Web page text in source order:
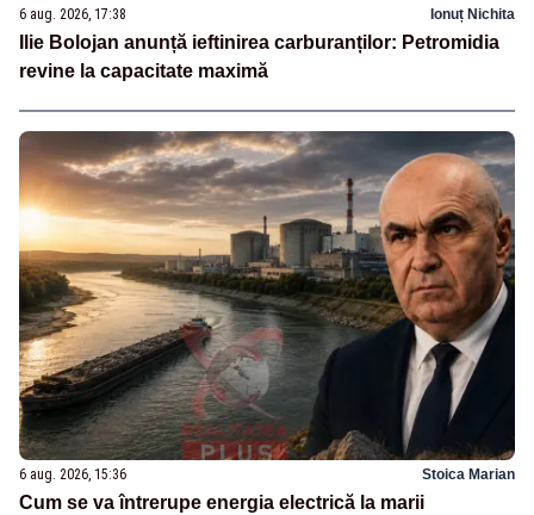
6 aug. 2026, 17:38 Ionuț Nichita
Ilie Bolojan anunță ieftinirea carburanților: Petromidia
revine la capacitate maximă
6 aug. 2026, 15:36 Stoica Marian
Cum se va întrerupe energia electrică la marii